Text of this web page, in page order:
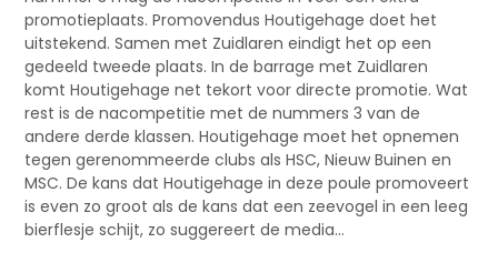
promotieplaats. Promovendus Houtigehage doet het
uitstekend. Samen met Zuidlaren eindigt het op een
gedeeld tweede plaats. In de barrage met Zuidlaren
komt Houtigehage net tekort voor directe promotie. Wat
rest is de nacompetitie met de nummers 3 van de
andere derde klassen. Houtigehage moet het opnemen
tegen gerenommeerde clubs als HSC, Nieuw Buinen en
MSC. De kans dat Houtigehage in deze poule promoveert
is even zo groot als de kans dat een zeevogel in een leeg
bierflesje schijt, zo suggereert de media…